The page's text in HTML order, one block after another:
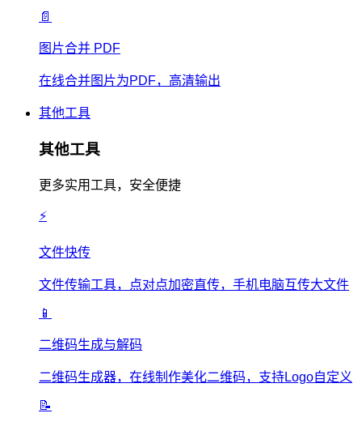
📄
图片合并 PDF
在线合并图片为PDF，高清输出
其他工具
其他工具
更多实用工具，安全便捷
⚡
文件快传
文件传输工具，点对点加密直传，手机电脑互传大文件
📱
二维码生成与解码
二维码生成器，在线制作美化二维码，支持Logo自定义
📝